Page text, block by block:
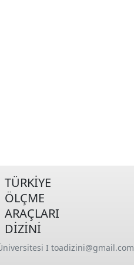
TÜRKİYE
ÖLÇME
ARAÇLARI
DİZİNİ
I toadizini@gmail.com